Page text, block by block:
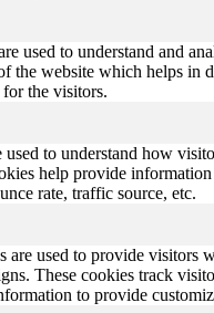
used to understand and
the website which helps in
for the visitors.
to understand how
help provide
rate, traffic source, etc.
are used to provide visitors
These cookies track
to provide